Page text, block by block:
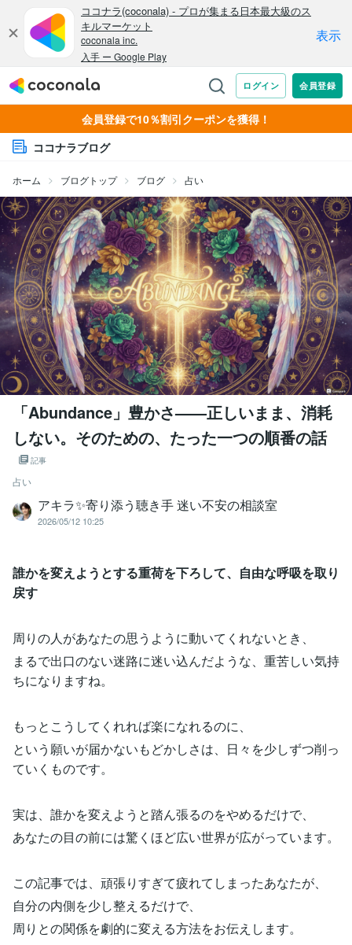
会員登録で10％割引クーポンを獲得！
ココナラブログ
ホーム ブログトップ ブログ 占い
「Abundance」豊かさ——正しいまま、消耗
しない。そのための、たった一つの順番の話
記事
占い
アキラ✨寄り添う聴き手 迷い不安の相談室
2026/05/12 10:25
誰かを変えようとする重荷を下ろして、自由な呼吸を取り
戻す
周りの人があなたの思うように動いてくれないとき、
まるで出口のない迷路に迷い込んだような、重苦しい気持
ちになりますね。
もっとこうしてくれれば楽になれるのに、
という願いが届かないもどかしさは、日々を少しずつ削っ
ていくものです。
実は、誰かを変えようと踏ん張るのをやめるだけで、
あなたの目の前には驚くほど広い世界が広がっています。
この記事では、頑張りすぎて疲れてしまったあなたが、
自分の内側を少し整えるだけで、
周りとの関係を劇的に変える方法をお伝えします。